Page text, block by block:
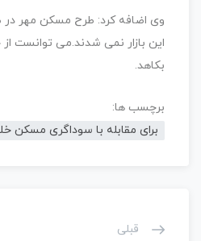
وی اضافه کرد: طرح مسکن مهر در
این بازار نمی شدند.می توانست
بکاهد.
برچسب ها:
برای مقابله با سوداگری مسکن
قبلی